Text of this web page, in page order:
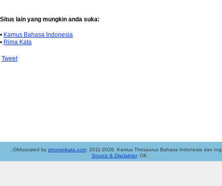
Situs lain yang mungkin anda suka:
• Kamus Bahasa Indonesia
• Rima Kata
Tweet
..Obfuscated by sinonimkata.com. 2011-2026. Kamus Thesaurus Bahasa Indonesia dan
Source & Disclaimer. OK.